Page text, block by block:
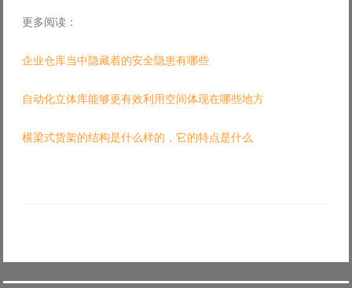
更多阅读：
企业仓库当中隐藏着的安全隐患有哪些
自动化立体库能够更有效利用空间体现在哪些地方
横梁式货架的结构是什么样的，它的特点是什么